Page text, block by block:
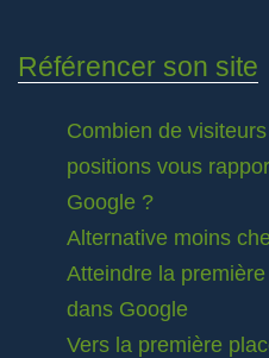
Référencer son site
Combien de
positions vous
Google ?
Alternative moins
Atteindre la
dans Google
Vers la première